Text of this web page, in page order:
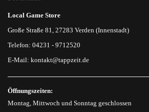
Local Game Store
Große Straße 81, 27283 Verden (Innenstadt)
Telefon: 04231 - 9712520
E-Mail: kontakt@tappzeit.de
Öffnungszeiten:
Montag, Mittwoch und Sonntag geschlossen